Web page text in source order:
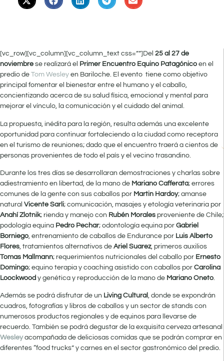
[vc_row][vc_column][vc_column_text css=””]Del 25 al 27 de
noviembre se realizará el Primer Encuentro Equino Patagónico en el
predio de Tom Wesley en Bariloche. El evento tiene como objetivo
principal fomentar el bienestar entre el humano y el caballo,
concientizando acerca de su salud física, emocional y mental para
mejorar el vínculo, la comunicación y el cuidado del animal.
La propuesta, inédita para la región, resulta además una excelente
oportunidad para continuar fortaleciendo a la ciudad como receptora
en el turismo de reuniones; dado que el encuentro traerá a cientos de
personas provenientes de todo el país y el vecino trasandino.
Durante los tres días se desarrollaran demostraciones y charlas sobre
adiestramiento en libertad, de la mano de Mariano Cafferata; errores
comunes de la gente con sus caballos por Martin Hardoy; amanse
natural Vicente Sarli; comunicación, masajes y etología veterinaria por
Anahí Zlotnik; rienda y manejo con Rubén Morales proveniente de Chile;
podología equina Pedro Pechar; odontología equina por Gabriel
Borniego, entrenamiento de caballos de Endurance por Luis Alberto
Flores, tratamientos alternativos de Ariel Suarez, primeros auxilios
Tomas Mallmann; requerimientos nutricionales del caballo por Ernesto
Domingo; equino terapia y coaching asistido con caballos por Carolina
Loockwood y genética y reproducción de la mano de Mariano Oneto.
Además se podrá disfrutar de un Living Cultural , donde se expondrán
cuadros, fotografías y libros de caballos y un sector de stands con
numerosos productos regionales y de equinos para llevarse de
recuerdo. También se podrá degustar de la exquisita cerveza artesanal
Wesleyacompañada de deliciosas comidas que se podrán comprar en
diferentes “food trucks” y carnes en el sector gastronómico del predio.